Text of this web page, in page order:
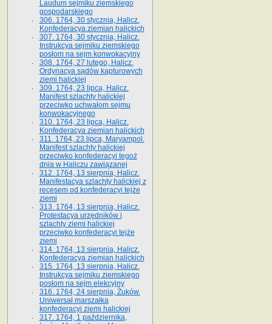
Laudum sejmiku ziemskiego
gospodarskiego
306. 1764, 30 stycznia, Halicz.
Konfederacya ziemian halickich
307. 1764, 30 stycznia, Halicz.
Instrukcya sejmiku ziemskiego
posłom na sejm konwokacyjny
308. 1764, 27 lutego, Halicz.
Ordynacya sądów kapturowych
ziemi halickiej
309. 1764, 23 lipca, Halicz.
Manifest szlachty halickiej
przeciwko uchwałom sejmu
konwokacyjnego
310. 1764, 23 lipca, Halicz.
Konfederacya ziemian halickich
311. 1764, 23 lipca, Maryampol.
Manifest szlachty halickiej
przeciwko konfederacyi tegoż
dnia w Haliczu zawiązanej
312. 1764, 13 sierpnia, Halicz.
Manifestacya szlachty halickiej z
recesem od konfederacyi tejże
ziemi
313. 1764, 13 sierpnia, Halicz.
Protestacya urzędników i
szlachty ziemi halickiej
przeciwko konfederacyi tejże
ziemi
314. 1764, 13 sierpnia, Halicz.
Konfederacya ziemian halickich
315. 1764, 13 sierpnia, Halicz.
Instrukcya sejmiku ziemskiego
posłom na sejm elekcyjny
316. 1764, 24 sierpnia, Żuków.
Uniwersał marszałka
konfederacyi ziemi halickiej
317. 1764, 1 października,